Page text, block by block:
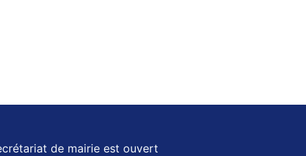
de mairie est ouvert